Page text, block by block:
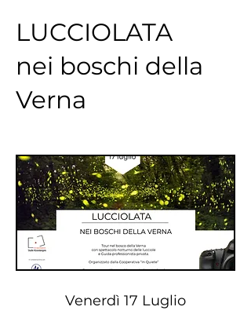
LUCCIOLATA
nei boschi della
Verna
Venerdì 17 Luglio